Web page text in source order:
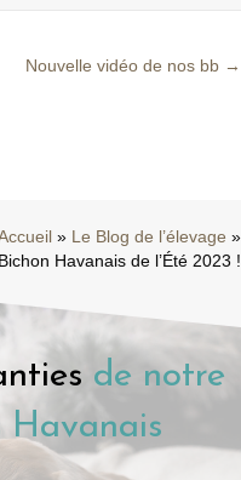
Nouvelle vidéo de nos bb →
» Le Blog de l’élevage »
Havanais de l’Été 2023 !
de notre
Havanais